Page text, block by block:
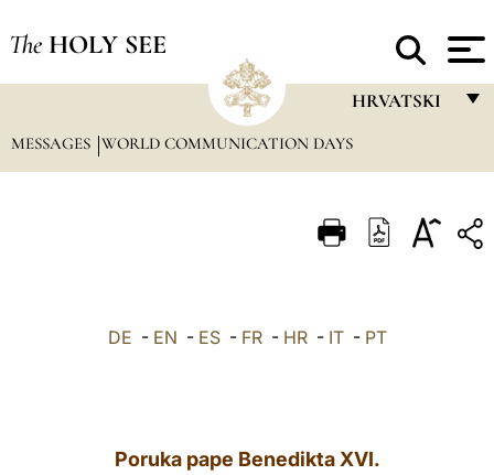
The HOLY SEE
HRVATSKI
FRANÇAIS
ITALIANO
MESSAGES WORLD COMMUNICATION DAYS
DE - EN - ES- FR- HR- IT- PT
Poruka pape Benedikta XVI.